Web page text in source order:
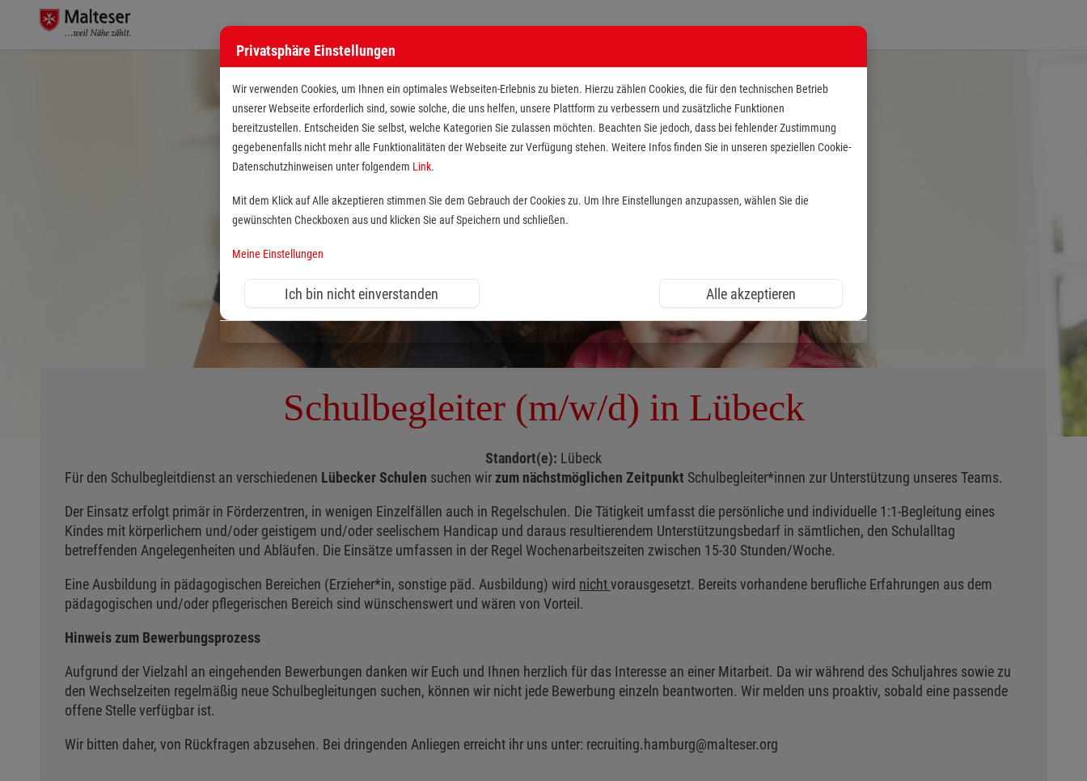
Schulbegleiter (m/w/d) in Lübeck
Standort(e): Lübeck
Für den Schulbegleitdienst an verschiedenen Lübecker Schulen suchen wir zum nächstmöglichen Zeitpunkt Schulbegleiter*innen zur Unterstützung unseres Teams.
Der Einsatz erfolgt primär in Förderzentren, in wenigen Einzelfällen auch in Regelschulen. Die Tätigkeit umfasst die persönliche und individuelle 1:1-Begleitung eines
Kindes mit körperlichem und/oder geistigem und/oder seelischem Handicap und daraus resultierendem Unterstützungsbedarf in sämtlichen, den Schulalltag
betreffenden Angelegenheiten und Abläufen. Die Einsätze umfassen in der Regel Wochenarbeitszeiten zwischen 15-30 Stunden/Woche.
Eine Ausbildung in pädagogischen Bereichen (Erzieher*in, sonstige päd. Ausbildung) wird nichtvorausgesetzt. Bereits vorhandene berufliche Erfahrungen aus dem
pädagogischen und/oder pflegerischen Bereich sind wünschenswert und wären von Vorteil.
Hinweis zum Bewerbungsprozess
Aufgrund der Vielzahl an eingehenden Bewerbungen danken wir Euch und Ihnen herzlich für das Interesse an einer Mitarbeit. Da wir während des Schuljahres sowie zu
den Wechselzeiten regelmäßig neue Schulbegleitungen suchen, können wir nicht jede Bewerbung einzeln beantworten. Wir melden uns proaktiv, sobald eine passende
offene Stelle verfügbar ist.
Wir bitten daher, von Rückfragen abzusehen. Bei dringenden Anliegen erreicht ihr uns unter: recruiting.hamburg@malteser.org
Privatsphäre Einstellungen
Wir verwenden Cookies, um Ihnen ein optimales Webseiten-Erlebnis zu bieten. Hierzu zählen Cookies, die für den technischen Betrieb
unserer Webseite erforderlich sind, sowie solche, die uns helfen, unsere Plattform zu verbessern und zusätzliche Funktionen
bereitzustellen. Entscheiden Sie selbst, welche Kategorien Sie zulassen möchten. Beachten Sie jedoch, dass bei fehlender Zustimmung
gegebenenfalls nicht mehr alle Funktionalitäten der Webseite zur Verfügung stehen. Weitere Infos finden Sie in unseren speziellen Cookie-
Datenschutzhinweisen unter folgendem Link.
Mit dem Klick auf Alle akzeptieren stimmen Sie dem Gebrauch der Cookies zu. Um Ihre Einstellungen anzupassen, wählen Sie die
gewünschten Checkboxen aus und klicken Sie auf Speichern und schließen.
Meine Einstellungen
Ich bin nicht einverstanden Alle akzeptieren